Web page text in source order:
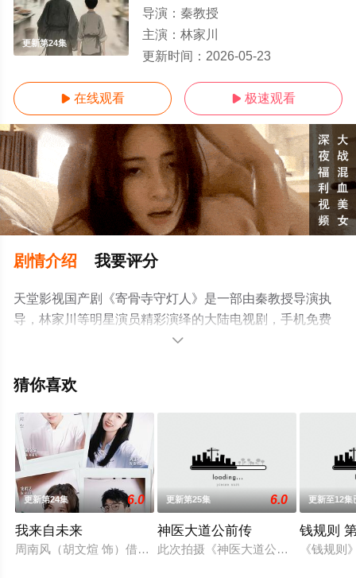
更新第24集
导演： 秦教授
主演： 林家川
更新时间： 2026-05-23
 在线观看  极速观看
剧情介绍 我要评分
天堂影视国产剧《寄骨寺守灯人》是一部由秦教授导演执
导，林家川等明星演员精彩演绎的大陆电视剧，手机免费
观看高清无删减完整版电视剧全集就上天堂电影网，更多
解。
。

猜你喜欢
更新第24集 6.0
我来自未来
周南风（胡文煊 饰）借日记本穿越回秦知意（周漾 饰）婚变前
更新第25集 6.0
神医大道公前传
此次拍摄《神医大道公前传》，创作
更新至12集
钱规则
《钱规